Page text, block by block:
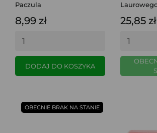
Paczula
8,99 zł
DODAJ DO KOSZYKA
25,85 zł
OBECNIE BRAK NA STANIE